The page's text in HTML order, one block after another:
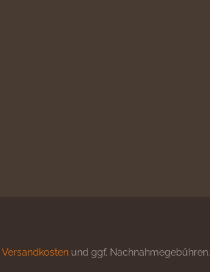
Versandkosten und ggf.